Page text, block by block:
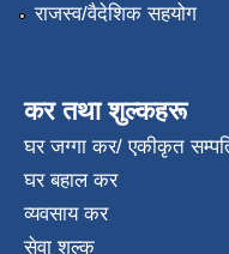
राजस्व/वैदेशिक सहयोग
कर तथा शुल्कहरू
घर जग्गा कर/ एकीकृत
घर बहाल कर
व्यवसाय कर
सेवा शुल्क